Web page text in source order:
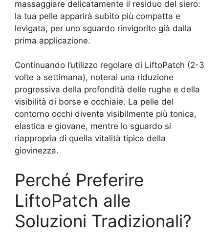
massaggiare delicatamente il residuo del siero:
la tua pelle apparirà subito più compatta e
levigata, per uno sguardo rinvigorito già dalla
prima applicazione.
Continuando l’utilizzo regolare di LiftoPatch (2-3
volte a settimana), noterai una riduzione
progressiva della profondità delle rughe e della
visibilità di borse e occhiaie. La pelle del
contorno occhi diventa visibilmente più tonica,
elastica e giovane, mentre lo sguardo si
riappropria di quella vitalità tipica della
giovinezza.
Perché Preferire
LiftoPatch alle
Soluzioni Tradizionali?